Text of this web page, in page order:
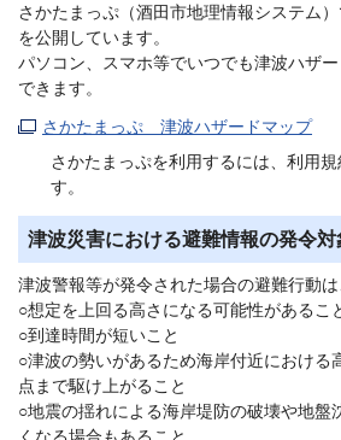
さかたまっぷ（酒田市地理情報システム
を公開しています。
パソコン、スマホ等でいつでも津波ハザ
できます。
さかたまっぷ 津波ハザードマップ
さかたまっぷを利用するには、利用
す。
津波災害における避難情報の発令対
津波警報等が発令された場合の避難行動は
○想定を上回る高さになる可能性があるこ
○到達時間が短いこと
○津波の勢いがあるため海岸付近における
点まで駆け上がること
○地震の揺れによる海岸堤防の破壊や地盤